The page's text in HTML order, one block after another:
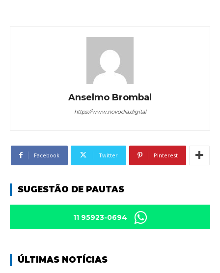
Anselmo Brombal
https://www.novodia.digital
Facebook Twitter Pinterest
SUGESTÃO DE PAUTAS
11 95923-0694
ÚLTIMAS NOTÍCIAS